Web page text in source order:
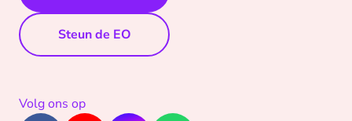
Steun de EO
Volg ons op